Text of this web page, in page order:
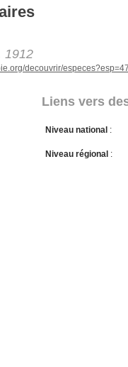
1912
decouvrir/
Liens vers
Niveau national :
Niveau régional :